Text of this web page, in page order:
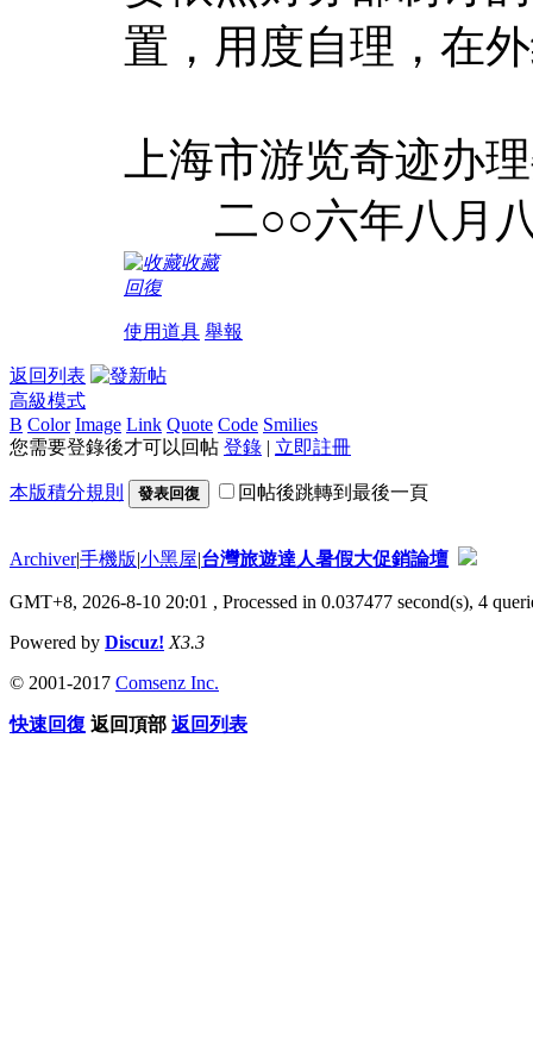
置，用度自理，在
上海市游览奇迹办
二○○六年八月
收藏
回復
使用道具 舉報
返回列表
高級模式
B Color Image Link Quote Code Smilies
您需要登錄後才可以回帖 登錄 | 立即註冊
本版積分規則 發表回復 回帖後跳轉到最後一頁
Archiver|手機版|小黑屋|台灣旅遊達人暑假大促銷論壇
GMT+8, 2026-8-10 20:01 , Processed in 0.037477 second(s), 4
Powered by Discuz! X3.3
© 2001-2017 Comsenz Inc.
快速回復 返回頂部 返回列表